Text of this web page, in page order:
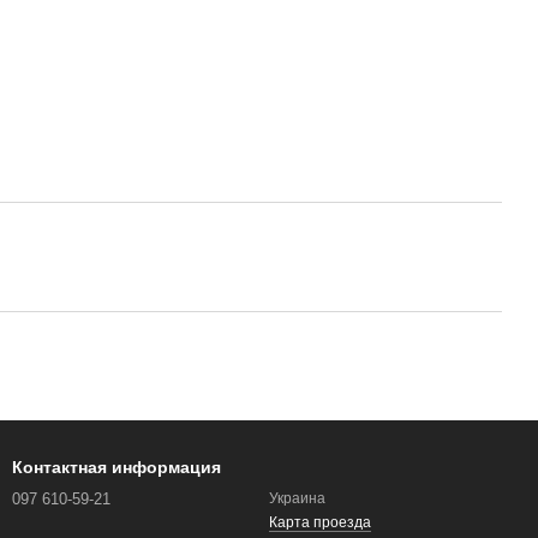
Контактная информация
097 610-59-21
Украина
Карта проезда